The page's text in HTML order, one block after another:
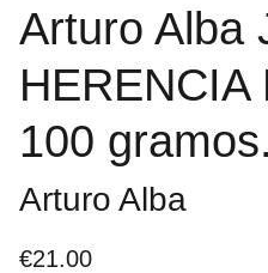
Arturo Alba
HERENCIA
100 gramos.
Arturo Alba
€21.00